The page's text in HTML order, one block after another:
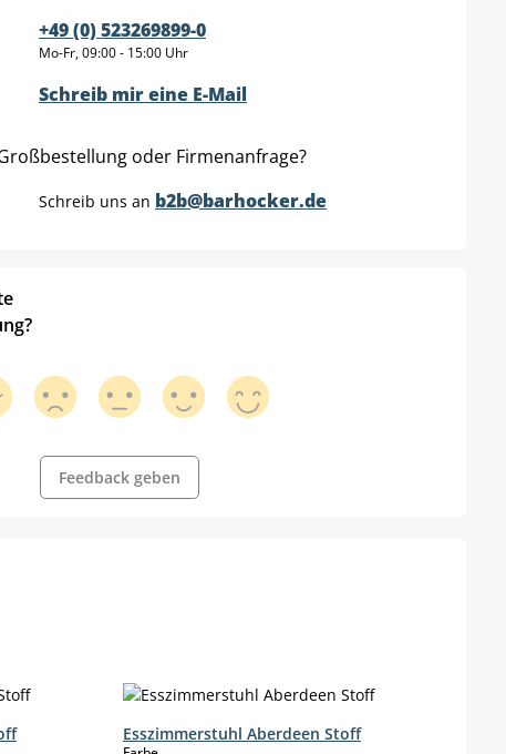
+49 (0) 523269899-0
Mo-Fr, 09:00 - 15:00 Uhr
Schreib mir eine E-Mail
oder Firmenanfrage?
Schreib uns an b2b@barhocker.de
Feedback geben
Esszimmerstuhl Aberdeen Stoff